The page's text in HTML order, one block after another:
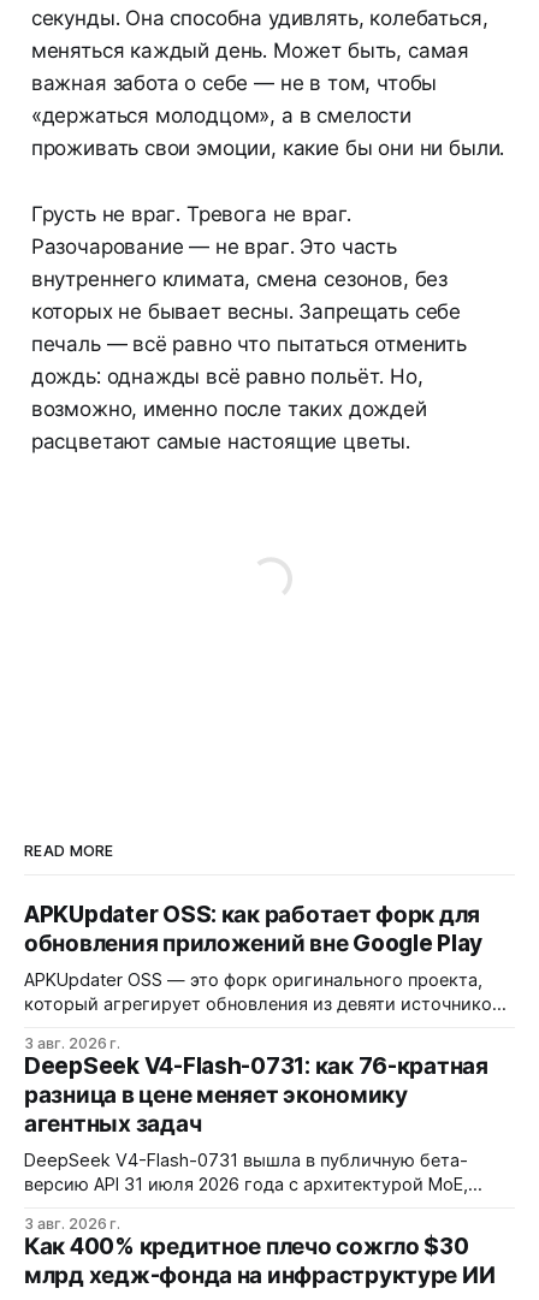
секунды. Она способна удивлять, колебаться,
меняться каждый день. Может быть, самая
важная забота о себе — не в том, чтобы
«держаться молодцом», а в смелости
проживать свои эмоции, какие бы они ни были.
Грусть не враг. Тревога не враг.
Разочарование — не враг. Это часть
внутреннего климата, смена сезонов, без
которых не бывает весны. Запрещать себе
печаль — всё равно что пытаться отменить
дождь: однажды всё равно польёт. Но,
возможно, именно после таких дождей
расцветают самые настоящие цветы.
READ MORE
APKUpdater OSS: как работает форк для
обновления приложений вне Google Play
APKUpdater OSS — это форк оригинального проекта,
который агрегирует обновления из девяти источников,
установку через Session Installer, Root или Shizuku, но
требует ручной проверки безопасности APK и зависит
от качества метаданных в источниках.
3 авг. 2026 г.
DeepSeek V4-Flash-0731: как 76-кратная
разница в цене меняет экономику
агентных задач
DeepSeek V4-Flash-0731 вышла в публичную бета-
версию API 31 июля 2026 года с архитектурой MoE,
1M токенов. При типичной агентной нагрузке модель
обходится в $0,0096 за запуск против $0,7324 у Claude
Opus 4.8, но уступает в задачах с vision и comp…
3 авг. 2026 г.
Как 400% кредитное плечо сожгло $30
млрд хедж-фонда на инфраструктуре ИИ